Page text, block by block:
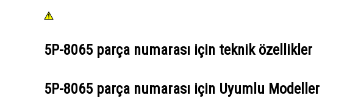
5P-8065 parça numarası için teknik özellikler
5P-8065 parça numarası için Uyumlu Modeller